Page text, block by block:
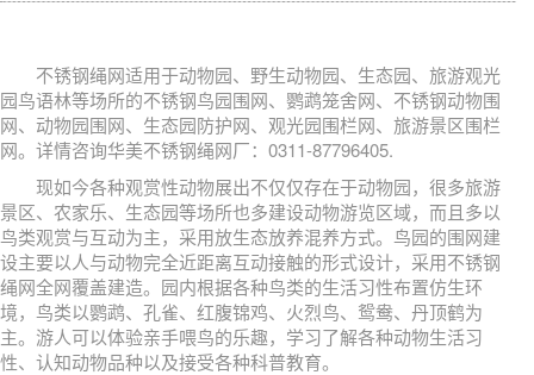
不锈钢绳网适用于动物园、野生动物园、生态园、旅游观光
园鸟语林等场所的不锈钢鸟园围网、鹦鹉笼舍网、不锈钢动物围
网、动物园围网、生态园防护网、观光园围栏网、旅游景区围栏
网。详情咨询华美不锈钢绳网厂：0311-87796405.
现如今各种观赏性动物展出不仅仅存在于动物园，很多旅游
景区、农家乐、生态园等场所也多建设动物游览区域，而且多以
鸟类观赏与互动为主，采用放生态放养混养方式。鸟园的围网建
设主要以人与动物完全近距离互动接触的形式设计，采用不锈钢
绳网全网覆盖建造。园内根据各种鸟类的生活习性布置仿生环
境，鸟类以鹦鹉、孔雀、红腹锦鸡、火烈鸟、鸳鸯、丹顶鹤为
主。游人可以体验亲手喂鸟的乐趣，学习了解各种动物生活习
性、认知动物品种以及接受各种科普教育。